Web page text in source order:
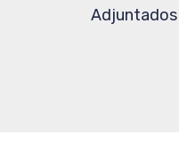
Adjuntados